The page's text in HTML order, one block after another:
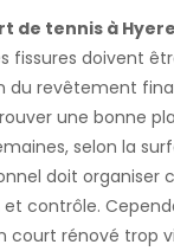
de tennis à
fissures doivent
du revêtement
une bonne
selon la
doit
contrôle.
court rénové trop